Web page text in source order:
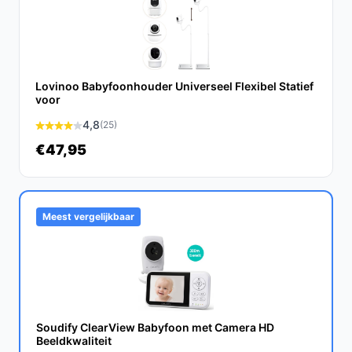
De Vendar® Babyfoon PRO heeft een verwachte
levensduur van minimaal 3-5 jaar, afhankelijk van
Is dit geschikt voor het volgen van meerdere
kinderen?
Ja, de babyfoon is uitbreidbaar, zodat je meerdere
camera's kunt aansluiten voor verschillende kamers.
modellen?
In vergelijking met andere modellen biedt deze
babyfoon een unieke beveiligde verbinding, een op
afstand draaibare camera en een gebruiksvriendelijke
plug-and-play installatie.
Conclusie
Lovinoo Babyfoonhouder Universeel Flexibel Statief
voor
4,8(25)
€47,95
Meest vergelijkbaar
Soudify ClearView Babyfoon met Camera HD
Beeldkwaliteit